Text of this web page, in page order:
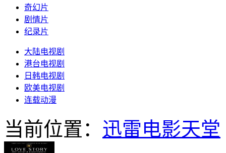
奇幻片
剧情片
纪录片
大陆电视剧
港台电视剧
日韩电视剧
欧美电视剧
连载动漫
当前位置： 迅雷电影天堂